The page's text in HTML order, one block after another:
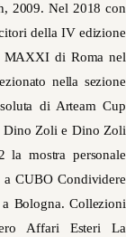
2009. Nel 2018 con
della IV edizione
MAXXI di Roma nel
nella sezione
di Arteam Cup
Dino Zoli e Dino Zoli
la mostra personale
a CUBO Condividere
Bologna. Collezioni
Affari Esteri La